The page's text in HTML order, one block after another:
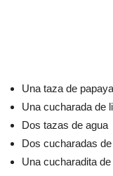
Una taza de
Una cucharada de
Dos tazas de agua
Dos cucharadas
Una cucharadita